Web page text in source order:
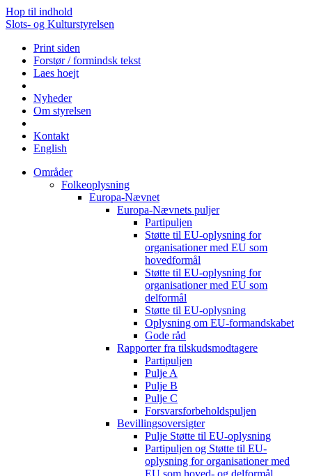
Hop til indhold
Slots- og Kulturstyrelsen
Print siden
Forstør / formindsk tekst
Laes hoejt
Nyheder
Om styrelsen
Kontakt
English
Områder
Folkeoplysning
Europa-Nævnet
Europa-Nævnets puljer
Partipuljen
Støtte til EU-oplysning for
organisationer med EU som
hovedformål
Støtte til EU-oplysning for
organisationer med EU som
delformål
Støtte til EU-oplysning
Oplysning om EU-formandskabet
Gode råd
Rapporter fra tilskudsmodtagere
Partipuljen
Pulje A
Pulje B
Pulje C
Forsvarsforbeholdspuljen
Bevillingsoversigter
Pulje Støtte til EU-oplysning
Partipuljen og Støtte til EU-
oplysning for organisationer med
EU som hoved- og delformål